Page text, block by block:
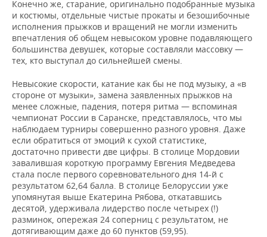
Конечно же, старание, оригинально подобранные музыка
и костюмы, отдельные чистые прокаты и безошибочные
исполнения прыжков и вращений не могли изменить
впечатления об общем невысоком уровне подавляющего
большинства девушек, которые составляли массовку —
тех, кто выступал до сильнейшей смены.
Невысокие скорости, катание как бы не под музыку, а «в
стороне от музыки», замена заявленных прыжков на
менее сложные, падения, потеря ритма — вспоминая
чемпионат России в Саранске, представлялось, что мы
наблюдаем турниры совершенно разного уровня. Даже
если обратиться от эмоций к сухой статистике,
достаточно привести две цифры. В столице Мордовии
завалившая короткую программу Евгения Медведева
стала после первого соревновательного дня 14-й с
результатом 62,64 балла. В столице Белоруссии уже
упомянутая выше Екатерина Рябова, откатавшись
десятой, удерживала лидерство после четырех (!)
разминок, опережая 24 соперниц с результатом, не
дотягивающим даже до 60 пунктов (59,95).